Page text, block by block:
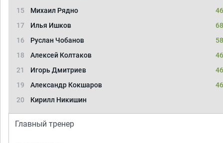
15
Михаил Рядно
17
Илья Ишков
16
Руслан Чобанов
18
Алексей Колтаков
21
Игорь Дмитриев
19
Александр Кокшаров
20
Кирилл Никишин
Главный тренер